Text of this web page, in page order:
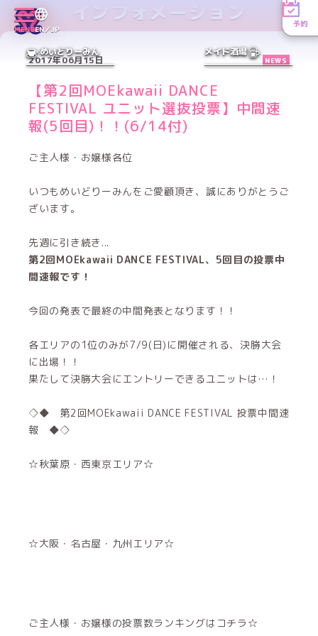
MENUEN／JP
予約
めいどりーみん メイド酒場
インフォメーション
2017年06月15日 NEWS
【第2回MOEkawaii DANCE
FESTIVAL ユニット選抜投票】中間速
報(5回目)！！(6/14付)
ご主人様・お嬢様各位
いつもめいどりーみんをご愛顧頂き、誠にありがとうご
ざいます。
先週に引き続き...
第2回MOEkawaii DANCE FESTIVAL、5回目の投票中
間速報です！
今回の発表で最終の中間発表となります！！
各エリアの1位のみが7/9(日)に開催される、決勝大会
に出場！！
果たして決勝大会にエントリーできるユニットは…！
◇◆ 第2回MOEkawaii DANCE FESTIVAL 投票中間速
報 ◆◇
☆秋葉原・西東京エリア☆
☆大阪・名古屋・九州エリア☆
ご主人様・お嬢様の投票数ランキングはコチラ☆